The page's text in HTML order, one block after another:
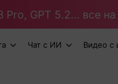
GPT 5.2... все
Чат с ИИ Видео с